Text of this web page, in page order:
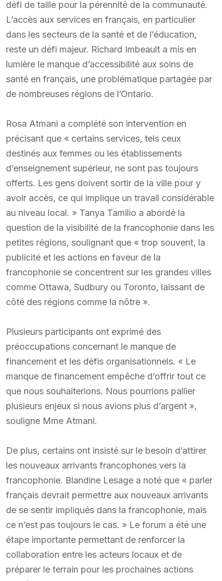
défi de taille pour la pérennité de la communauté.
L’accès aux services en français, en particulier
dans les secteurs de la santé et de l’éducation,
reste un défi majeur. Richard Imbeault a mis en
lumière le manque d’accessibilité aux soins de
santé en français, une problématique partagée par
de nombreuses régions de l’Ontario.
Rosa Atmani a complété son intervention en
précisant que « certains services, tels ceux
destinés aux femmes ou les établissements
d’enseignement supérieur, ne sont pas toujours
offerts. Les gens doivent sortir de la ville pour y
avoir accès, ce qui implique un travail considérable
au niveau local. » Tanya Tamilio a abordé la
question de la visibilité de la francophonie dans les
petites régions, soulignant que « trop souvent, la
publicité et les actions en faveur de la
francophonie se concentrent sur les grandes villes
comme Ottawa, Sudbury ou Toronto, laissant de
côté des régions comme la nôtre ».
Plusieurs participants ont exprimé des
préoccupations concernant le manque de
financement et les défis organisationnels. « Le
manque de financement empêche d’offrir tout ce
que nous souhaiterions. Nous pourrions pallier
plusieurs enjeux si nous avions plus d’argent »,
souligne Mme Atmani.
De plus, certains ont insisté sur le besoin d’attirer
les nouveaux arrivants francophones vers la
francophonie. Blandine Lesage a noté que « parler
français devrait permettre aux nouveaux arrivants
de se sentir impliqués dans la francophonie, mais
ce n’est pas toujours le cas. » Le forum a été une
étape importante permettant de renforcer la
collaboration entre les acteurs locaux et de
préparer le terrain pour les prochaines actions